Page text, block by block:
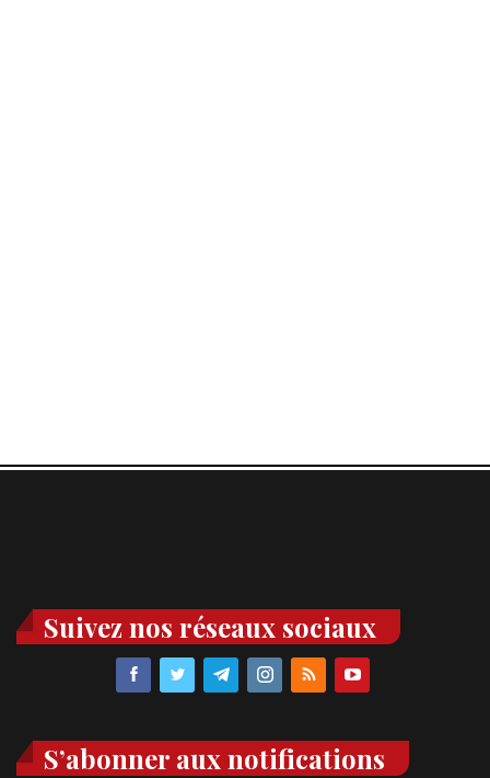
Suivez nos réseaux sociaux
S’abonner aux notifications